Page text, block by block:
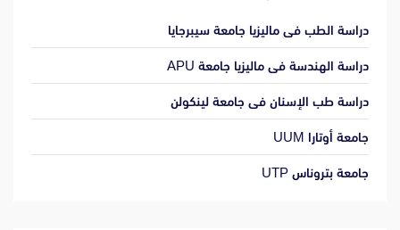
دراسة الطب فى ماليزيا جامعة سيبرجايا
دراسة الهندسة فى ماليزيا جامعة APU
دراسة طب الإسنان فى جامعة لينكولن
جامعة أوتارا UUM
جامعة بتروناس UTP